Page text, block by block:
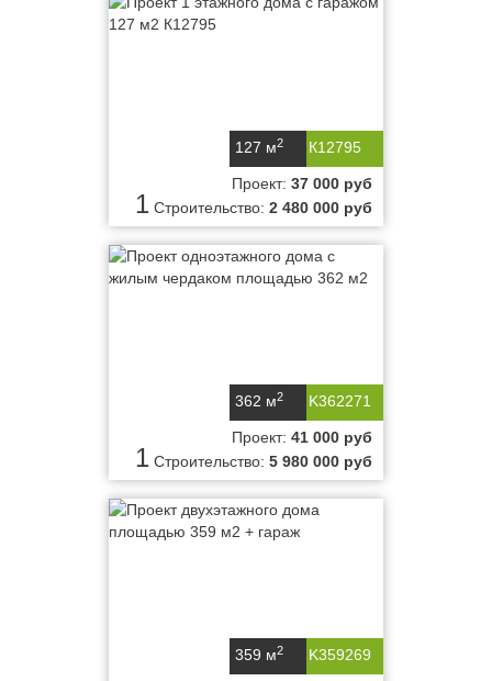
К12795
127 м2
1
Проект: 37 000 руб
Строительство: 2 480 000 руб
K362271
362 м2
1
Проект: 41 000 руб
Строительство: 5 980 000 руб
K359269
359 м2